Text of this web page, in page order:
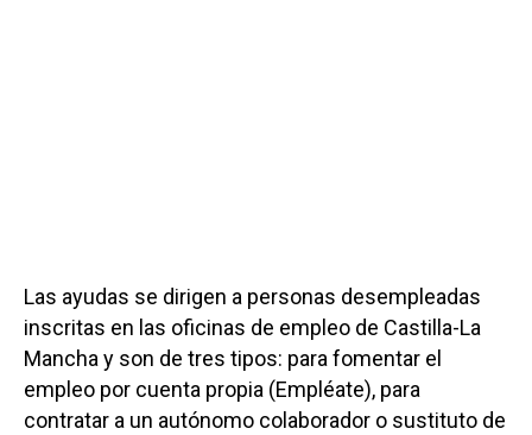
Las ayudas se dirigen a personas desempleadas
inscritas en las oficinas de empleo de Castilla-La
Mancha y son de tres tipos: para fomentar el
empleo por cuenta propia (Empléate), para
contratar a un autónomo colaborador o sustituto de